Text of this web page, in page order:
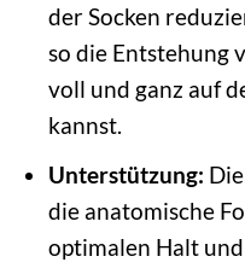
der Socken
so die Entstehung
voll und ganz auf
kannst.
Unterstützung:
die anatomische
optimalen Halt